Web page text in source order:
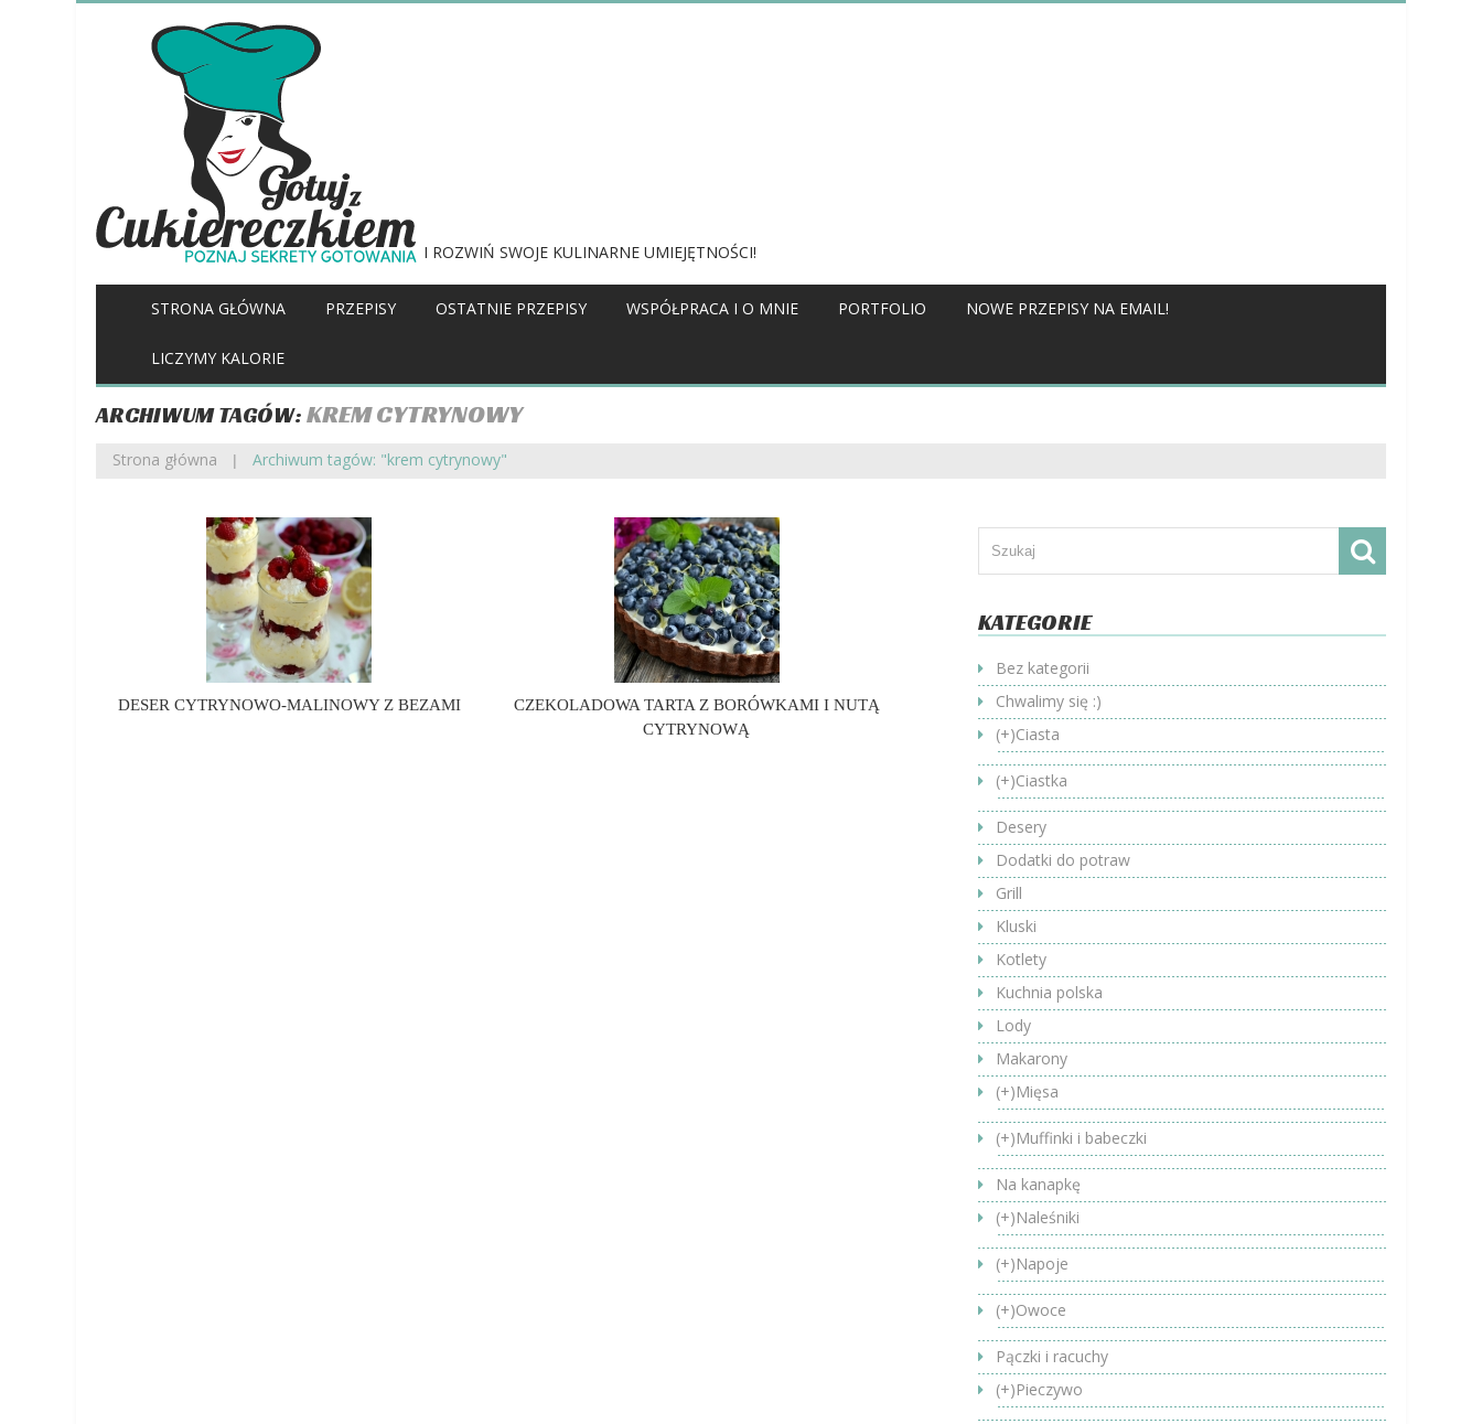
I ROZWIŃ SWOJE KULINARNE UMIEJĘTNOŚCI!
STRONA GŁÓWNA PRZEPISY OSTATNIE PRZEPISY WSPÓŁPRACA I O MNIE PORTFOLIO NOWE PRZEPISY NA EMAIL!
LICZYMY KALORIE
ARCHIWUM TAGÓW:KREM CYTRYNOWY
Strona główna Archiwum tagów: "krem cytrynowy"
DESER CYTRYNOWO-MALINOWY Z BEZAMI
CZEKOLADOWA TARTA Z BORÓWKAMI I NUTĄ
CYTRYNOWĄ
KATEGORIE
Bez kategorii
Chwalimy się :)
(+)Ciasta
(+)Ciastka
Desery
Dodatki do potraw
Grill
Kluski
Kotlety
Kuchnia polska
Lody
Makarony
(+)Mięsa
(+)Muffinki i babeczki
Na kanapkę
(+)Naleśniki
(+)Napoje
(+)Owoce
Pączki i racuchy
(+)Pieczywo